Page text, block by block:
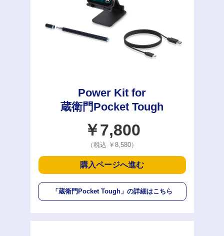
Power Kit for
蔵衛門Pocket Tough
￥7,800
（税込 ￥8,580）
購入ページへ進む
「蔵衛門Pocket Tough」 の詳細はこちら